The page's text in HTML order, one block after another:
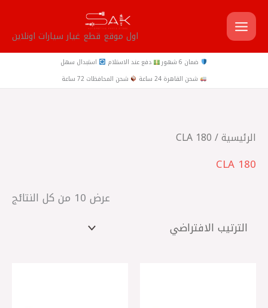
تخطي
إلى
المحتوى
اول موقع قطع غيار سيارات اونلاين
ضمان 6 شهور دفع عند الاستلام
استبدال سهل
شحن القاهرة 24 ساعة
شحن المحافظات 72 ساعة
الرئيسية/ CLA 180
CLA 180
عرض ⁦10⁩ من كل النتائج